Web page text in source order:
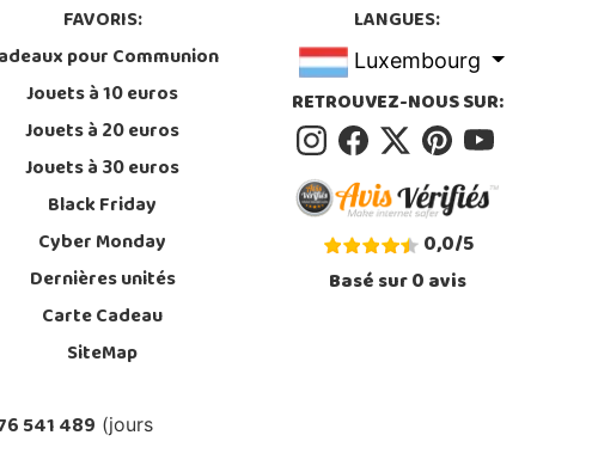
FAVORIS:
pour Communion
Jouets à 10 euros
Jouets à 20 euros
Jouets à 30 euros
Black Friday
Cyber Monday
Dernières unités
Carte Cadeau
SiteMap
LANGUES:
Luxembourg
RETROUVEZ-NOUS SUR:
0,0/5
Basé sur0avis
541 489 (jours